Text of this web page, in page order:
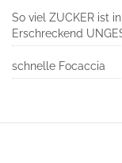
So viel ZUCKER ist
Erschreckend
schnelle Focaccia